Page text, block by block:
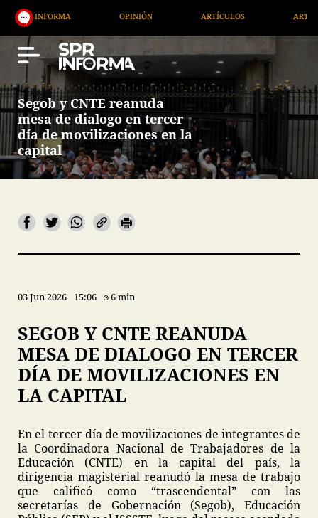
OPINIÓN ARTÍCULOS ARTE / ENTRETENIMIENTO
Segob y CNTE reanuda
mesa de dialogo en tercer
día de movilizaciones en la
capital
03 Jun 2026 15:06 6 min
SEGOB Y CNTE REANUDA
MESA DE DIALOGO EN TERCER
DÍA DE MOVILIZACIONES EN
LA CAPITAL
En el tercer día de movilizaciones de integrantes de
la Coordinadora Nacional de Trabajadores de la
Educación (CNTE) en la capital del país, la
dirigencia magisterial reanudó la mesa de trabajo
que calificó como “trascendental” con las
secretarías de Gobernación (Segob), Educación